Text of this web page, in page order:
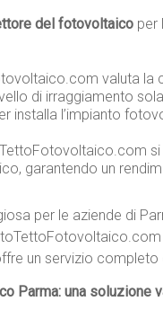
del fotovoltaico per
valuta la
di irraggiamento
installa l’impianto
garantendo un
per le aziende di
un servizio completo
Parma: una soluzione